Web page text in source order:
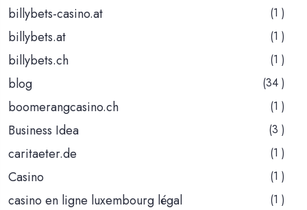
billybets-casino.at (1 )
billybets.at (1 )
billybets.ch (1 )
blog (34 )
boomerangcasino.ch (1 )
Business Idea (3 )
caritaeter.de (1 )
Casino (1 )
casino en ligne luxembourg légal (1 )